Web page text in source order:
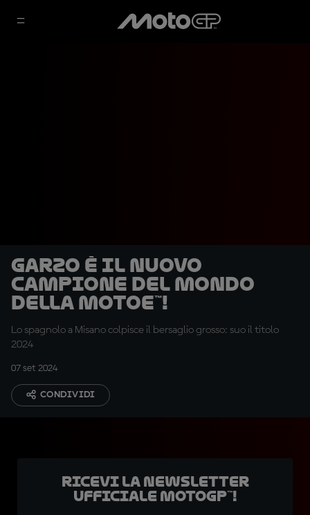
Garzo è il nuovo
campione del mondo
della MotoE™!
Lo spagnolo a Misano colpisce il bersaglio grosso: suo il titolo
2024
07 set 2024
CONDIVIDI
Ricevi la newsletter
ufficiale MotoGP™!